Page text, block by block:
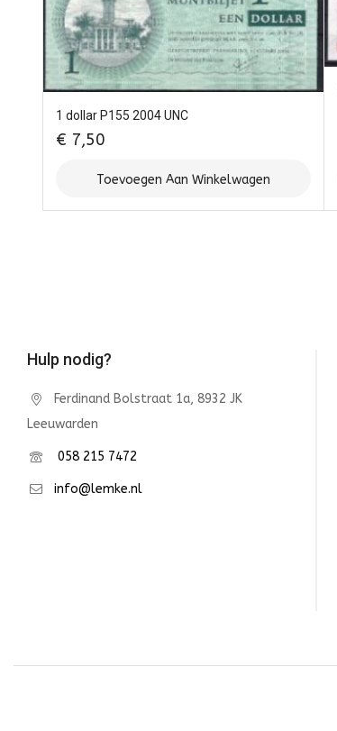
1 dollar P155 2004 UNC
€ 7,50
Toevoegen Aan Winkelwagen
Hulp nodig?
Ferdinand Bolstraat 1a, 8932 JK
Leeuwarden
058 215 7472
info@lemke.nl